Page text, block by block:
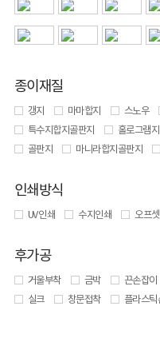
종이재질
갱지 마마합지 스노우
특수지합지골판지
홀로그램지
골판지
마니라합지골판지
인쇄방식
UV 인쇄 수지인쇄 오프
후가공
거울부착 금박 끈손잡이
실크
창문접착 플라스틱